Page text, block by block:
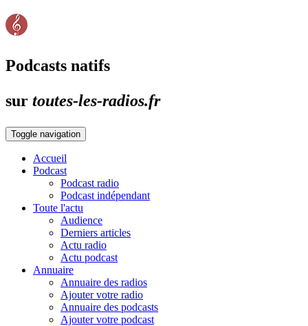
Podcasts natifs
sur toutes-les-radios.fr
Toggle navigation
Accueil
Podcast
Podcast radio
Podcast indépendant
Toute l'actu
Audience
Derniers articles
Actu radio
Actu podcast
Annuaire
Annuaire des radios
Ajouter votre radio
Annuaire des podcasts
Ajouter votre podcast